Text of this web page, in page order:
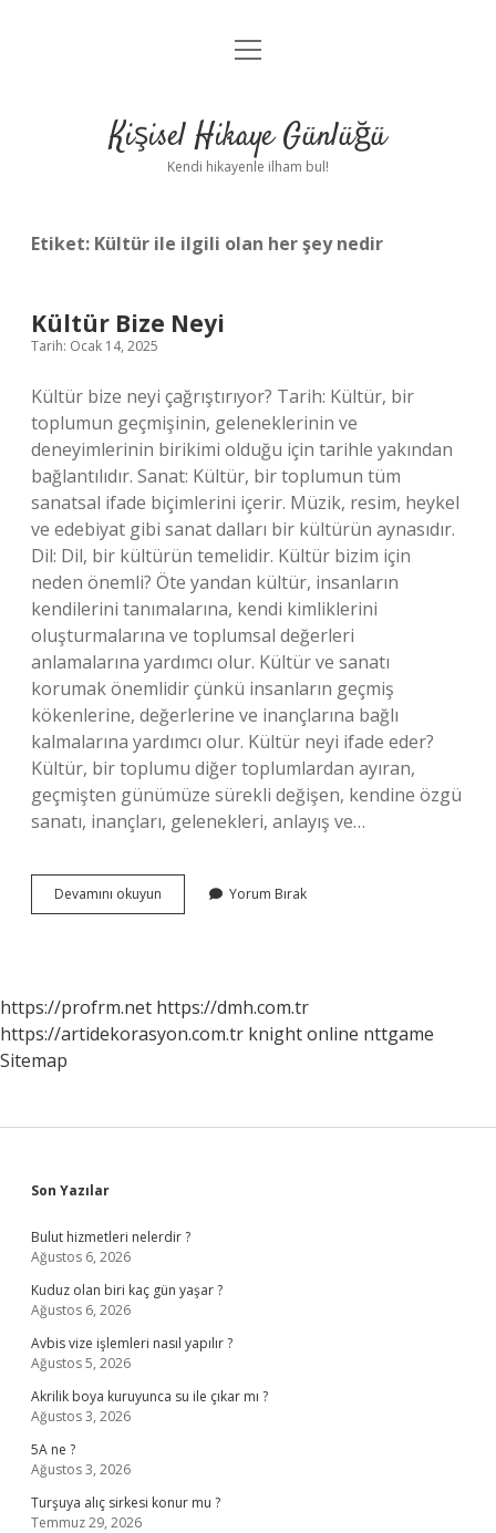
Anasayfa
Yasal Uyarı
menüyü
Kişisel Hikaye Günlüğü
Kendi hikayenle ilham bul!
Etiket: Kültür ile ilgili olan her şey nedir
Kültür Bize Neyi
Tarih: Ocak 14, 2025
Kültür bize neyi çağrıştırıyor? Tarih: Kültür, bir
toplumun geçmişinin, geleneklerinin ve
deneyimlerinin birikimi olduğu için tarihle yakından
bağlantılıdır. Sanat: Kültür, bir toplumun tüm
sanatsal ifade biçimlerini içerir. Müzik, resim, heykel
ve edebiyat gibi sanat dalları bir kültürün aynasıdır.
Dil: Dil, bir kültürün temelidir. Kültür bizim için
neden önemli? Öte yandan kültür, insanların
kendilerini tanımalarına, kendi kimliklerini
oluşturmalarına ve toplumsal değerleri
anlamalarına yardımcı olur. Kültür ve sanatı
korumak önemlidir çünkü insanların geçmiş
kökenlerine, değerlerine ve inançlarına bağlı
kalmalarına yardımcı olur. Kültür neyi ifade eder?
Kültür, bir toplumu diğer toplumlardan ayıran,
geçmişten günümüze sürekli değişen, kendine özgü
sanatı, inançları, gelenekleri, anlayış ve…
Devamını okuyun
Bize
Yorum Bırak
https://profrm.net https://dmh.com.tr
https://artidekorasyon.com.tr knight online nttgame
Sitemap
Sidebar
Son Yazılar
Bulut hizmetleri nelerdir ?
Ağustos 6, 2026
Kuduz olan biri kaç gün yaşar ?
Ağustos 6, 2026
Avbis vize işlemleri nasıl yapılır ?
Ağustos 5, 2026
Akrilik boya kuruyunca su ile çıkar mı ?
Ağustos 3, 2026
5A ne ?
Ağustos 3, 2026
Turşuya alıç sirkesi konur mu ?
Temmuz 29, 2026